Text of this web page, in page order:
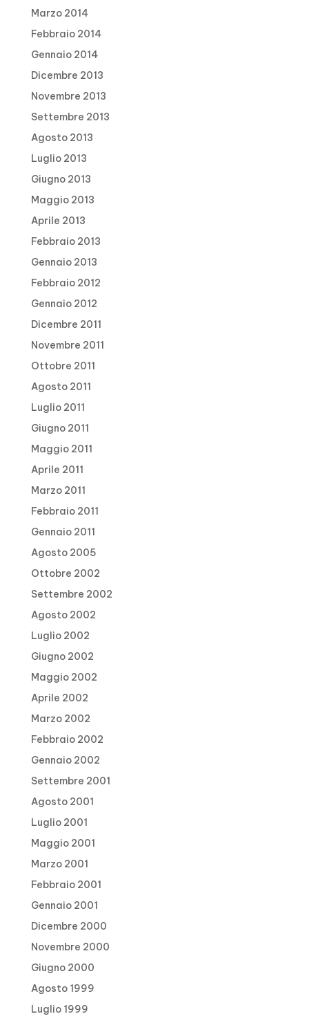
Marzo 2014
Febbraio 2014
Gennaio 2014
Dicembre 2013
Novembre 2013
Settembre 2013
Agosto 2013
Luglio 2013
Giugno 2013
Maggio 2013
Aprile 2013
Febbraio 2013
Gennaio 2013
Febbraio 2012
Gennaio 2012
Dicembre 2011
Novembre 2011
Ottobre 2011
Agosto 2011
Luglio 2011
Giugno 2011
Maggio 2011
Aprile 2011
Marzo 2011
Febbraio 2011
Gennaio 2011
Agosto 2005
Ottobre 2002
Settembre 2002
Agosto 2002
Luglio 2002
Giugno 2002
Maggio 2002
Aprile 2002
Marzo 2002
Febbraio 2002
Gennaio 2002
Settembre 2001
Agosto 2001
Luglio 2001
Maggio 2001
Marzo 2001
Febbraio 2001
Gennaio 2001
Dicembre 2000
Novembre 2000
Giugno 2000
Agosto 1999
Luglio 1999